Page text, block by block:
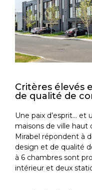
Critères élevés
de qualité de
Une paix d’esprit… et
maisons de ville haut
Mirabel répondent à
design et de qualité
à 6 chambres sont
intérieur et deux